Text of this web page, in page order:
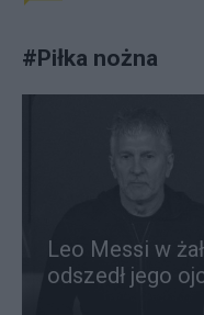
#Piłka nożna
Leo Messi w
odszedł jego